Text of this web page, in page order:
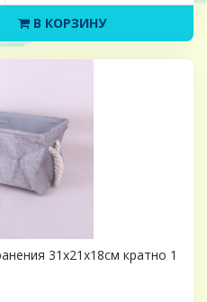
В КОРЗИНУ
31х21х18см кратно 1